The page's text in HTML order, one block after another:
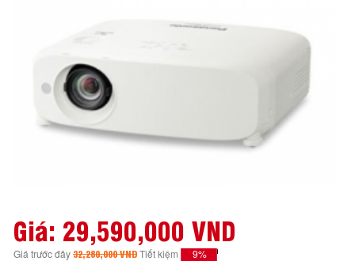
Giá: 29,590,000 VND
Giá trước đây32,280,000 VNDTiết kiệm 9%